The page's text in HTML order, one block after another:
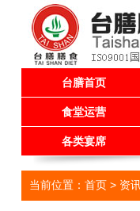
台膳首页
食堂运营
各类宴席
当前位置： 首页 > 资